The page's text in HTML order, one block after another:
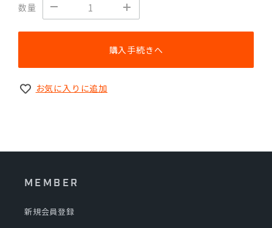
数量
購入手続きへ
お気に入りに追加
MEMBER
新規会員登録